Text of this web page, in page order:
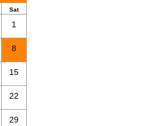
Sat
1
8
15
22
29